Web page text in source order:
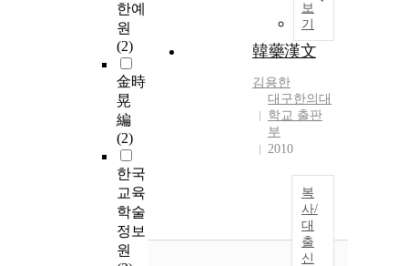
한예
원
(2)
金時
晃
編
(2)
한국
교육
학술
정보
원
보
기
韓藥漢文
김용한
대구한의대
학교 출판
부
2010
복
사/
대
출
신